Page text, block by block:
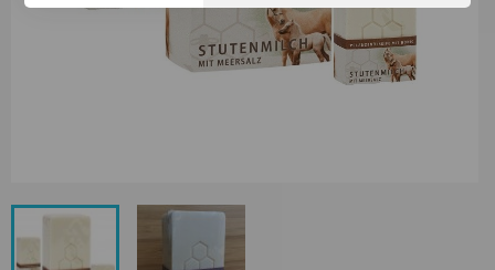
Sie können durch die
Navigation auf die
Registerkarten auf der
linken Seite alle Ihre